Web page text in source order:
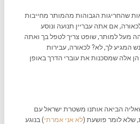
שהחריגות הגבוהות מהמותר מחייבות
אם אתה עבריין תנועה ונוסע
מעל למותר, שופט צריך לטפל בך ואתה
המגיע לך, לא? לכאורה, עבירות
אלה שמסכנות את עוברי הדרך באופן
הביאה אותנו משטרת ישראל עם
שלא לומר פושעת (לא אני אמרתי) בנוגע